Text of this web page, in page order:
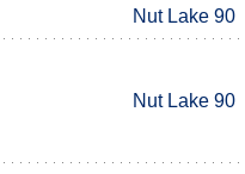
Nut Lake 90
Nut Lake 90